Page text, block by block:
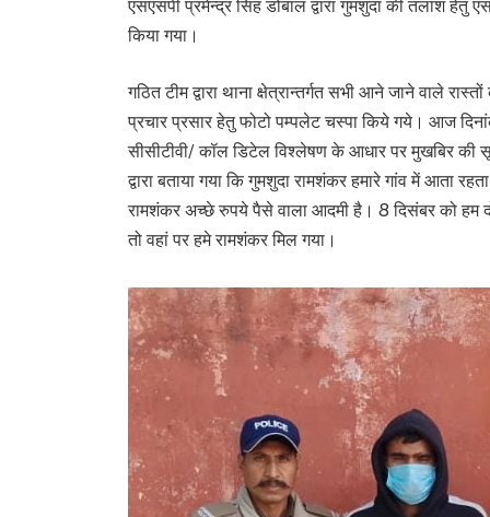
एसएसपी प्रमेन्द्र सिंह डोबाल द्वारा गुमशुदा की तलाश
किया गया।
गठित टीम द्वारा थाना क्षेत्रान्तर्गत सभी आने जाने वाले
प्रचार प्रसार हेतु फोटो पम्पलेट चस्पा किये गये। आज
सीसीटीवी/ कॉल डिटेल विश्लेषण के आधार पर मुखबिर की
द्वारा बताया गया कि गुमशुदा रामशंकर हमारे गांव में आता
रामशंकर अच्छे रुपये पैसे वाला आदमी है। 8 दिसंबर को
तो वहां पर हमे रामशंकर मिल गया।